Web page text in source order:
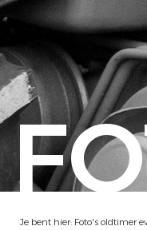
Je bent hier: Foto's oldtimer